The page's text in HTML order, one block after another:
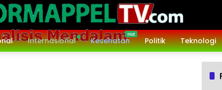
Internasional Kesehatan Politik Teknologi